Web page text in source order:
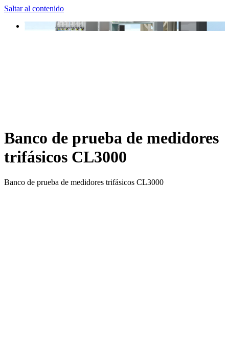
Saltar al contenido
Banco de prueba de medidores
trifásicos CL3000
Banco de prueba de medidores trifásicos CL3000